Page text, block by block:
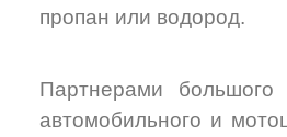
пропан или водород.
Партнерами
автомобильного и